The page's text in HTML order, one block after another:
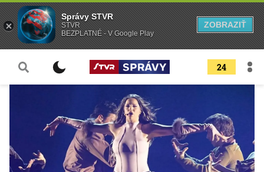
24
Správy STVR
STVR
BEZPLATNÉ - V Google Play
ZOBRAZIŤ